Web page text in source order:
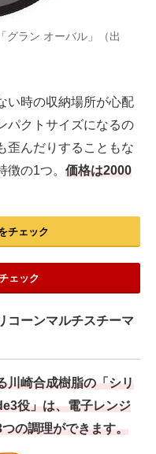
グラン オーバル」（出
い時の収納場所が心配
パクトサイズになるの
歪んだりすることもな
徴の1つ。 価格は2000
チェック
ェック
ーンマルチスチーマ
川崎合成樹脂の「シリ
役」は、電子レンジ
の調理ができます。